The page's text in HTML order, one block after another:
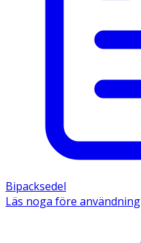
Bipacksedel
Läs noga före användning